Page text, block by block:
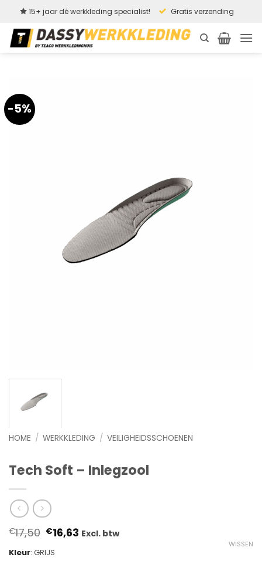
inhoud
15+ jaar dé werkkleding specialist! Gratis verzending
-5%
HOME / WERKKLEDING / VEILIGHEIDSSCHOENEN
Tech Soft – Inlegzool
€17,50 Oorspronkelijke
prijs
was:
€16,63 Huidige
Excl. btw
Kleur: GRIJS
WISSEN